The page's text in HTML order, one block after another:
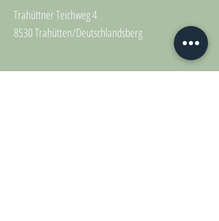
Trahüttner Teichweg 4
8530 Trahütten/Deutschlandsberg